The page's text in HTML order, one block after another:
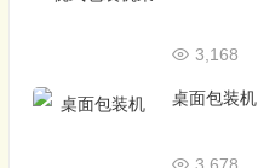
3,168
桌面包装机